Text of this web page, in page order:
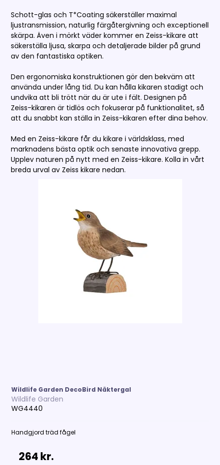
Schott-glas och T*Coating säkerställer maximal
ljustransmission, naturlig färgåtergivning och exceptionell
skärpa. Även i mörkt väder kommer en Zeiss-kikare att
säkerställa ljusa, skarpa och detaljerade bilder på grund
av den fantastiska optiken.
Den ergonomiska konstruktionen gör den bekväm att
använda under lång tid. Du kan hålla kikaren stadigt och
undvika att bli trött när du är ute i fält. Designen på
Zeiss-kikaren är tidlös och fokuserar på funktionalitet, så
att du snabbt kan ställa in Zeiss-kikaren efter dina behov.
Med en Zeiss-kikare får du kikare i världsklass, med
marknadens bästa optik och senaste innovativa grepp.
Upplev naturen på nytt med en Zeiss-kikare. Kolla in vårt
breda urval av Zeiss kikare nedan.
Wildlife Garden DecoBird Näktergal
Wildlife Garden
WG4440
Handgjord träd fågel
264 kr.